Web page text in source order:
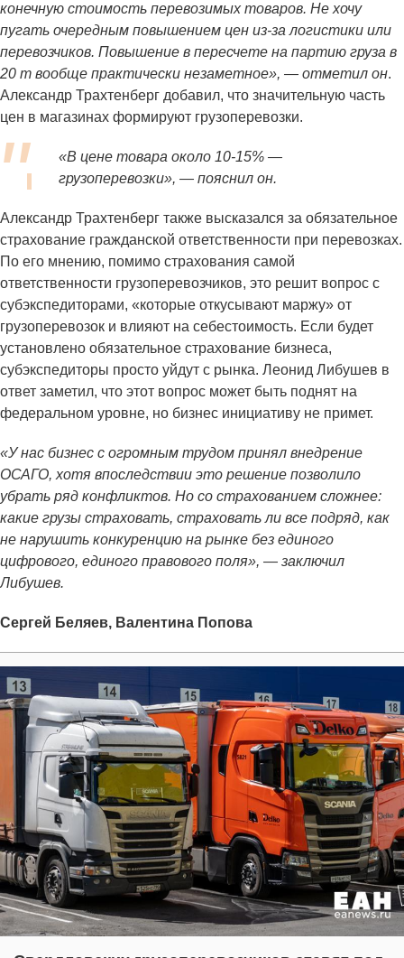
конечную стоимость перевозимых товаров. Не хочу
пугать очередным повышением цен из-за логистики или
перевозчиков. Повышение в пересчете на партию груза в
20 т вообще практически незаметное», — отметил он.
Александр Трахтенберг добавил, что значительную часть
цен в магазинах формируют грузоперевозки.
«В цене товара около 10-15% —
грузоперевозки», — пояснил он.
Александр Трахтенберг также высказался за обязательное
страхование гражданской ответственности при перевозках.
По его мнению, помимо страхования самой
ответственности грузоперевозчиков, это решит вопрос с
субэкспедиторами, «которые откусывают маржу» от
грузоперевозок и влияют на себестоимость. Если будет
установлено обязательное страхование бизнеса,
субэкспедиторы просто уйдут с рынка. Леонид Либушев в
ответ заметил, что этот вопрос может быть поднят на
федеральном уровне, но бизнес инициативу не примет.
«У нас бизнес с огромным трудом принял внедрение
ОСАГО, хотя впоследствии это решение позволило
убрать ряд конфликтов. Но со страхованием сложнее:
какие грузы страховать, страховать ли все подряд, как
не нарушить конкуренцию на рынке без единого
цифрового, единого правового поля», — заключил
Либушев.
Сергей Беляев, Валентина Попова